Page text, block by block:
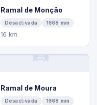
Ramal de Monção
Desactivada 1668 mm
16 km
🛤️
Ramal de Moura
Desactivada 1668 mm